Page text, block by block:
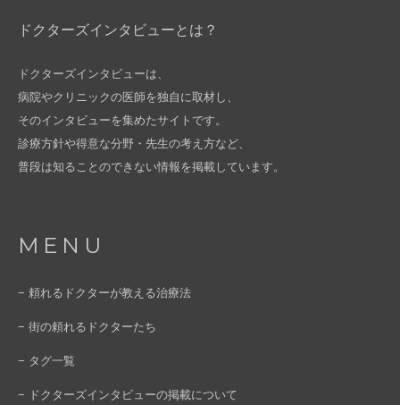
ドクターズインタビューとは？
ドクターズインタビューは、
病院やクリニックの医師を独自に取材し、
そのインタビューを集めたサイトです。
診療方針や得意な分野・先生の考え方など、
普段は知ることのできない情報を掲載しています。
MENU
− 頼れるドクターが教える治療法
− 街の頼れるドクターたち
− タグ一覧
− ドクターズインタビューの掲載について